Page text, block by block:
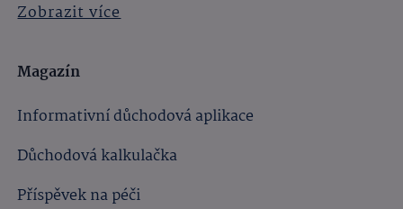
Zobrazit více
Magazín
Informativní důchodová aplikace
Důchodová kalkulačka
Příspěvek na péči